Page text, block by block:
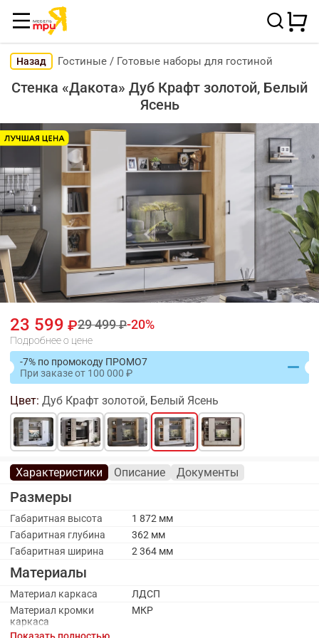
Назад Гостиные / Готовые наборы для гостиной
Стенка «Дакота» Дуб Крафт золотой, Белый
Ясень
23 599 29 499 20
Подробнее о цене
-7% по промокоду ПРОМО7
При заказеот 100 000
Цвет: Дуб Крафт золотой, Белый Ясень
Характеристики Описание Документы
Размеры
Габаритная высота
1 872 мм
Габаритная глубина
362 мм
Габаритная ширина
2 364 мм
Материалы
Материал каркаса
ЛДСП
Материал кромки
каркаса
МКР